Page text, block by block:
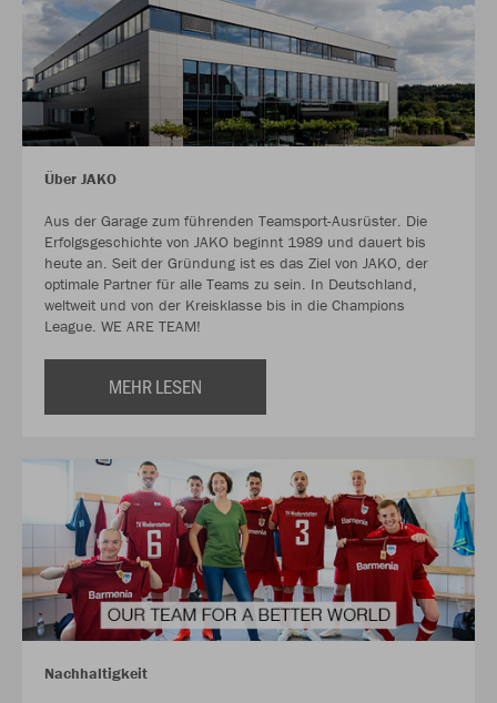
Über JAKO
Aus der Garage zum führenden Teamsport-Ausrüster. Die
Erfolgsgeschichte von JAKO beginnt 1989 und dauert bis
heute an. Seit der Gründung ist es das Ziel von JAKO, der
optimale Partner für alle Teams zu sein. In Deutschland,
weltweit und von der Kreisklasse bis in die Champions
League. WE ARE TEAM!
MEHR LESEN
Nachhaltigkeit